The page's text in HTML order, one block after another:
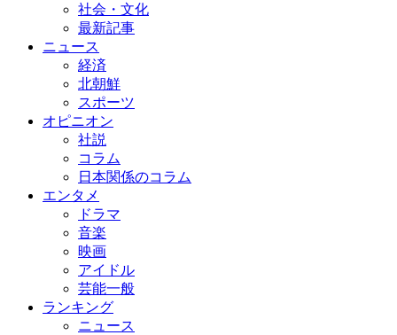
社会・文化
最新記事
ニュース
経済
北朝鮮
スポーツ
オピニオン
社説
コラム
日本関係のコラム
エンタメ
ドラマ
音楽
映画
アイドル
芸能一般
ランキング
ニュース